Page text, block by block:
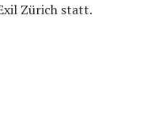
Zürich statt.